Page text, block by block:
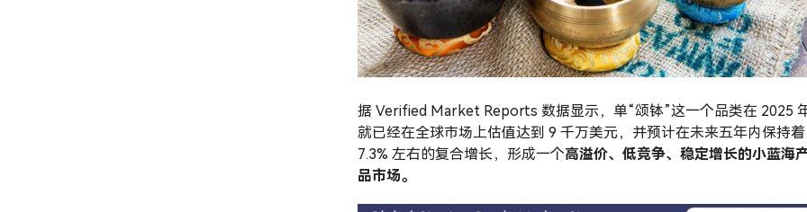
据 Verified Market Reports 数据显示，单“颂钵”这一个品类在 2025
就已经在全球市场上估值达到 9 千万美元，并预计在未来五年内保持着
7.3% 左右的复合增长，形成一个高溢价、低竞争、稳定增长的小蓝海
品市场。